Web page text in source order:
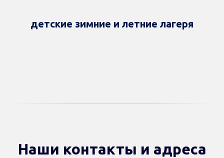
детские зимние и летние лагеря
Наши контакты и адреса